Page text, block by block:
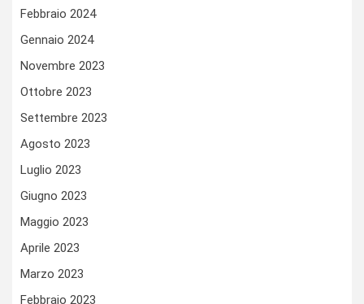
Febbraio 2024
Gennaio 2024
Novembre 2023
Ottobre 2023
Settembre 2023
Agosto 2023
Luglio 2023
Giugno 2023
Maggio 2023
Aprile 2023
Marzo 2023
Febbraio 2023